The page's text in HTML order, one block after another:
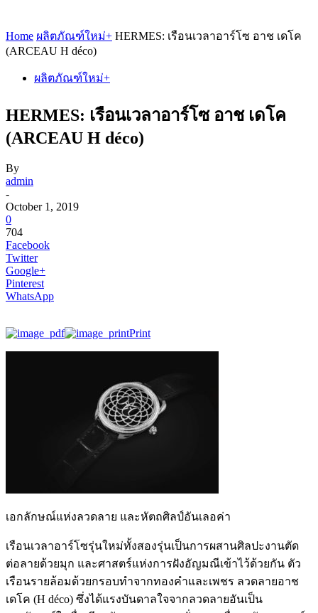
Home ผลิตภัณฑ์ใหม่+ HERMES: เรือนเวลาอาร์โซ อาช เดโค
(ARCEAU H déco)
ผลิตภัณฑ์ใหม่+
HERMES: เรือนเวลาอาร์โซ อาช เดโค
(ARCEAU H déco)
By
admin
-
October 1, 2019
0
704
Facebook
Twitter
Google+
Pinterest
WhatsApp
Print
เอกลักษณ์แห่งลวดลาย และหัตถศิลป์อันเลอค่า
เรือนเวลาอาร์โซรุ่นใหม่ทั้งสองรุ่นเป็นการผสานศิลปะงานตัด
ต่อลายด้วยมุก และศาสตร์แห่งการฝังอัญมณีเข้าไว้ด้วยกัน ตัว
เรือนรายล้อมด้วยกรอบทำจากทองคำและเพชร ลวดลายอาช
เดโค (H déco) ซึ่งได้แรงบันดาลใจจากลวดลายอันเป็น